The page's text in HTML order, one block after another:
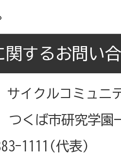
関するお問い
イクルコミュニ
くば市研究学園
1111(代表)